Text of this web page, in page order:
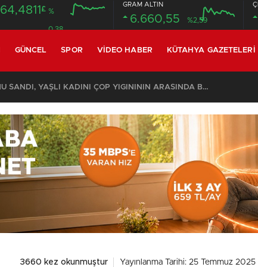
64,4811 £ %
0.38
GRAM ALTIN
6.660,55 %2,59
GÜNCEL SPOR VIDEO HABER KÜTAHYA GAZETELERI
KOMŞULARI ÖLDÜĞÜNÜ SANDI, YAŞLI KADINI ÇÖP YIĞINININ ARASINDA BULUNDU
3660 kez okunmuştur Yayınlanma Tarihi: 25 Temmuz 2025